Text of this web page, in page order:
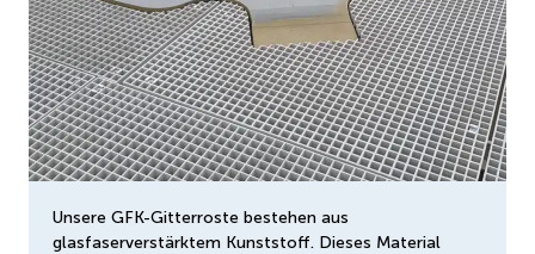
Unsere GFK-Gitterroste bestehen aus
glasfaserverstärktem Kunststoff. Dieses Material